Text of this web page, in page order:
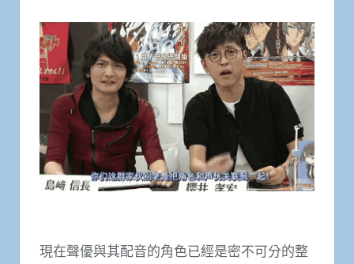
現在聲優與其配音的角色已經是密不可分的整